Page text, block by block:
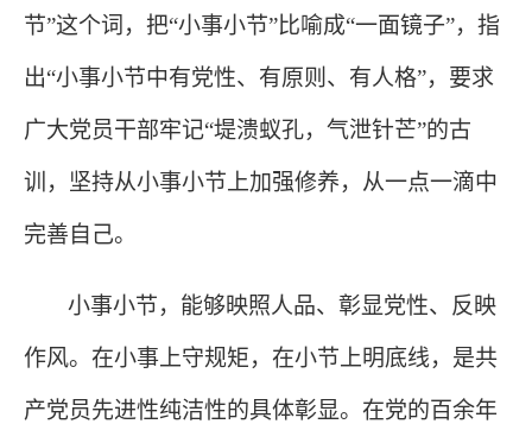
节”这个词，把“小事小节”比喻成“一面镜子”，指
出“小事小节中有党性、有原则、有人格”，要求
广大党员干部牢记“堤溃蚁孔，气泄针芒”的古
训，坚持从小事小节上加强修养，从一点一滴中
完善自己。
小事小节，能够映照人品、彰显党性、反映
作风。在小事上守规矩，在小节上明底线，是共
产党员先进性纯洁性的具体彰显。在党的百余年